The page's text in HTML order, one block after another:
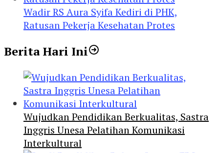
Wadir RS Aura Syifa Kediri di PHK,
Ratusan Pekerja Kesehatan Protes
Berita Hari Ini
Wujudkan Pendidikan Berkualitas, Sastra
Inggris Unesa Pelatihan Komunikasi
Interkultural